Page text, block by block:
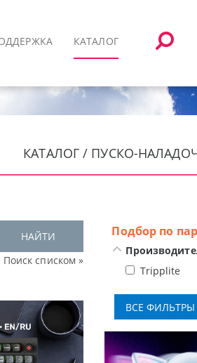
КАТАЛОГ
КАТАЛОГ / ПУСКО-
НАЙТИ
Поиск списком »
Подбор по
Tripplite